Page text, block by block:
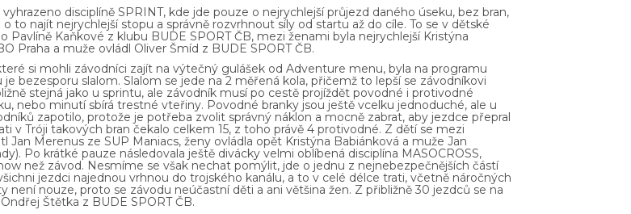
disciplíně SPRINT, kde jde pouze o nejrychlejší průjezd daného úseku, bez bran,
to najít nejrychlejší stopu a správně rozvrhnout síly od startu až do cíle. To se v dětské
Pavlíně Kaňkové z klubu BUDE SPORT ČB, mezi ženami byla nejrychlejší Kristýna
Praha a muže ovládl Oliver Šmíd z BUDE SPORT ČB.
si mohli závodníci zajít na výtečný gulášek od Adventure menu, byla na programu
je bezesporu slalom. Slalom se jede na 2 měřená kola, přičemž to lepší se závodníkovi
stejná jako u sprintu, ale závodník musí po cestě projíždět povodné i protivodné
nebo minutí sbírá trestné vteřiny. Povodné branky jsou ještě vcelku jednoduché, ale u
zapotilo, protože je potřeba zvolit správný náklon a mocně zabrat, aby jezdce přepral
v Tróji takových bran čekalo celkem 15, z toho právě 4 protivodné. Z dětí se mezi
Jan Merenus ze SUP Maniacs, ženy ovládla opět Kristýna Babiánková a muže Jan
Po krátké pauze následovala ještě divácky velmi oblíbená disciplína MASOCROSS,
než závod. Nesmíme se však nechat pomýlit, jde o jednu z nejnebezpečnějších částí
jezdci najednou vrhnou do trojského kanálu, a to v celé délce trati, včetně náročných
není nouze, proto se závodu neúčastní děti a ani většina žen. Z přibližně 30 jezdců se na
Štětka z BUDE SPORT ČB.